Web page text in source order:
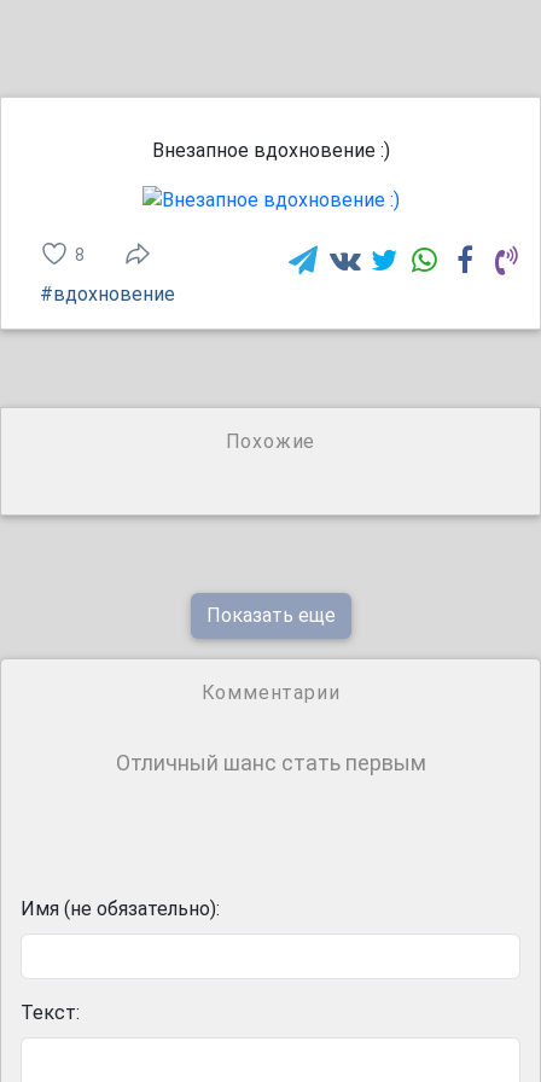
Внезапное вдохновение :)
8
#вдохновение
Похожие
Показать еще
Комментарии
Отличный шанс стать первым
Имя (не обязательно):
Текст: